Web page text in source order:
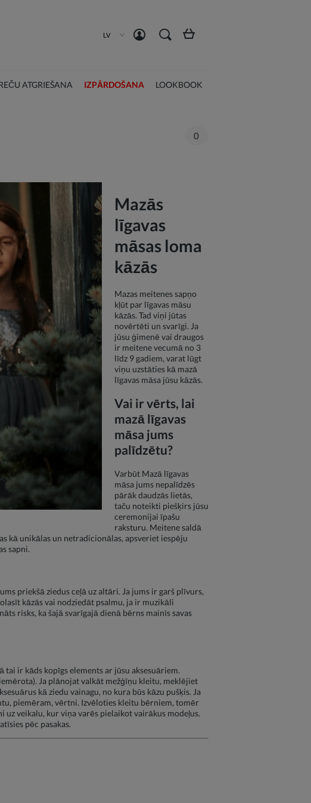
LV
ATGRIEŠANA IZPĀRDOŠANA LOOKBOOK
0
Mazās
līgavas
māsas loma
kāzās
Mazas meitenes sapņo
kļūt par līgavas māsu
kāzās. Tad viņi jūtas
novērtēti un svarīgi. Ja
jūsu ģimenē vai draugos
ir meitene vecumā no 3
līdz 9 gadiem, varat lūgt
viņu uzstāties kā mazā
līgavas māsa jūsu kāzās.
Vai ir vērts, lai
mazā līgavas
māsa jums
palīdzētu?
Varbūt Mazā līgavas
māsa jums nepalīdzēs
pārāk daudzās lietās,
taču noteikti piešķirs jūsu
ceremonijai īpašu
raksturu. Meitene saldā
kā unikālas un netradicionālas, apsveriet iespēju
sapni.
priekšā ziedus ceļā uz altāri. Ja jums ir garš plīvurs,
kāzās vai nodziedāt psalmu, ja ir muzikāli
risks, ka šajā svarīgajā dienā bērns mainīs savas
ir kāds kopīgs elements ar jūsu aksesuāriem.
Ja plānojat valkāt mežģīņu kleitu, meklējiet
kā ziedu vainagu, no kura būs kāzu pušķis. Ja
piemēram, vērtni. Izvēloties kleitu bērniem, tomēr
veikalu, kur viņa varēs pielaikot vairākus modeļus.
pēc pasakas.